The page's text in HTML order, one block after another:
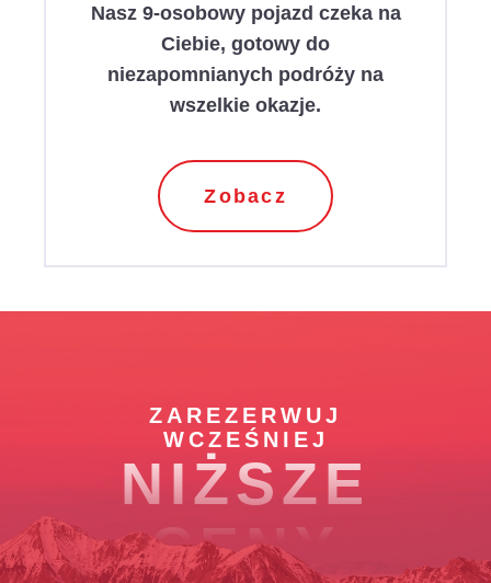
Nasz 9-osobowy pojazd czeka na
Ciebie, gotowy do
niezapomnianych podróży na
wszelkie okazje.
Zobacz
ZAREZERWUJ
WCZEŚNIEJ
NIŻSZE
CENY